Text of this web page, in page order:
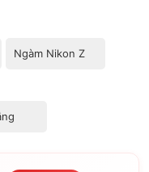
Ngàm Nikon Z